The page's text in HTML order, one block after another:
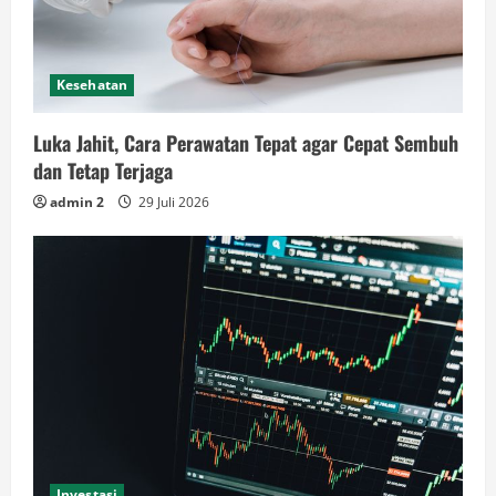
Kesehatan
Luka Jahit, Cara Perawatan Tepat agar Cepat Sembuh
dan Tetap Terjaga
admin 2 29 Juli 2026